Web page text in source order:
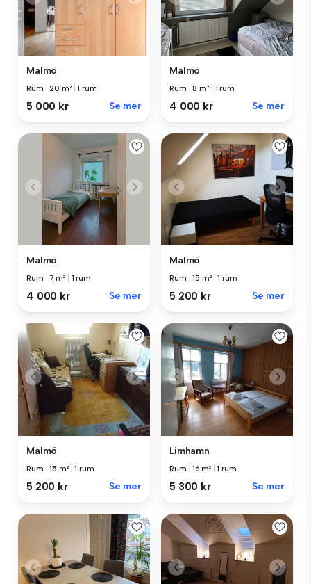
Malmö
Rum |20 m² |1 rum
5 000 kr Se mer
Malmö
Rum |8 m² 1 rum
4 000 kr Se mer
Malmö
Rum |7 m² 1 rum
4 000 kr Se mer
Malmö
Rum |15 m² |1 rum
5 200 kr Se mer
Malmö
Rum |15 m² |1 rum
5 200 kr Se mer
Limhamn
Rum |16 m² |1 rum
5 300 kr Se mer